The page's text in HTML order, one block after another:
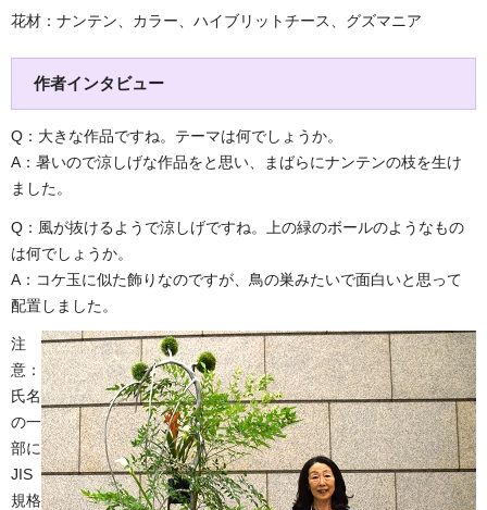
花材：ナンテン、カラー、ハイブリットチース、グズマニア
作者インタビュー
Q：大きな作品ですね。テーマは何でしょうか。
A：暑いので涼しげな作品をと思い、まばらにナンテンの枝を生け
ました。
Q：風が抜けるようで涼しげですね。上の緑のボールのようなもの
は何でしょうか。
A：コケ玉に似た飾りなのですが、鳥の巣みたいで面白いと思って
配置しました。
注
意：
氏名
の一
部に
JIS
規格